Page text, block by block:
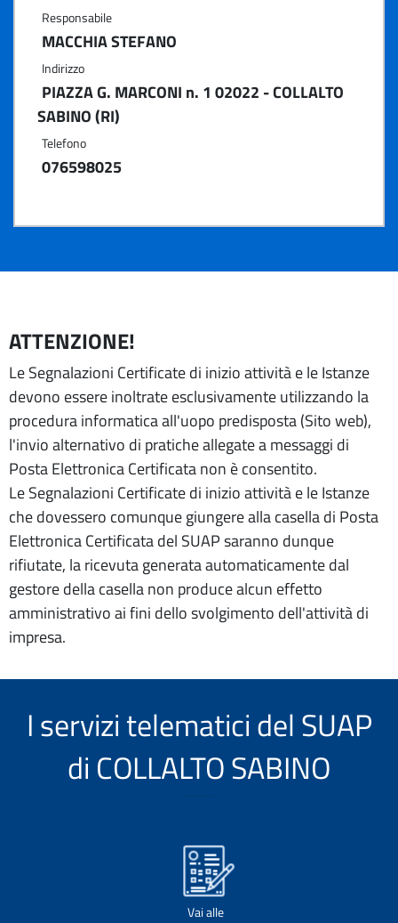
Responsabile
MACCHIA STEFANO
Indirizzo
PIAZZA G. MARCONI n. 1 02022 - COLLALTO
SABINO (RI)
Telefono
076598025
ATTENZIONE!
Le Segnalazioni Certificate di inizio attività e le Istanze
devono essere inoltrate esclusivamente utilizzando la
procedura informatica all'uopo predisposta (Sito web),
l'invio alternativo di pratiche allegate a messaggi di
Posta Elettronica Certificata non è consentito.
Le Segnalazioni Certificate di inizio attività e le Istanze
che dovessero comunque giungere alla casella di Posta
Elettronica Certificata del SUAP saranno dunque
rifiutate, la ricevuta generata automaticamente dal
gestore della casella non produce alcun effetto
amministrativo ai fini dello svolgimento dell'attività di
impresa.
I servizi telematici del SUAP
di COLLALTO SABINO
Vai alle